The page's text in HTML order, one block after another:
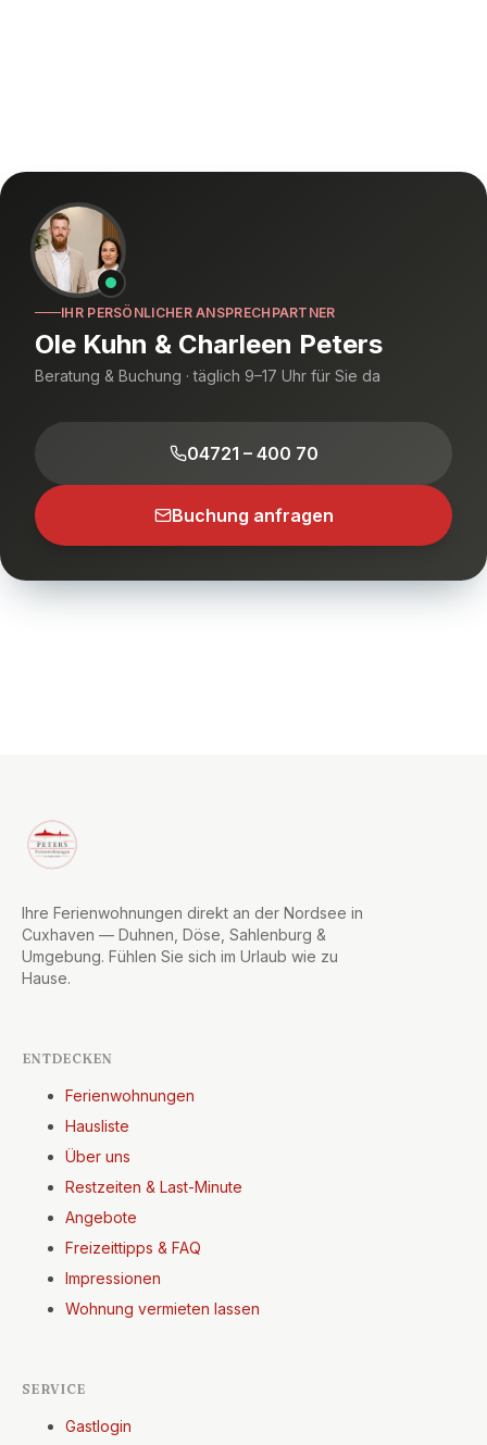
IHR PERSÖNLICHER ANSPRECHPARTNER
Ole Kuhn & Charleen Peters
Beratung & Buchung · täglich 9–17 Uhr für Sie da
04721 – 400 70
Buchung anfragen
Ihre Ferienwohnungen direkt an der Nordsee in
Cuxhaven — Duhnen, Döse, Sahlenburg &
Umgebung. Fühlen Sie sich im Urlaub wie zu
Hause.
ENTDECKEN
Ferienwohnungen
Hausliste
Über uns
Restzeiten & Last-Minute
Angebote
Freizeittipps & FAQ
Impressionen
Wohnung vermieten lassen
SERVICE
Gastlogin